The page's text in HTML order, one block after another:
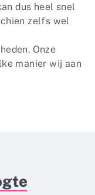
dus heel snel
zelfs wel
Onze
manier wij aan